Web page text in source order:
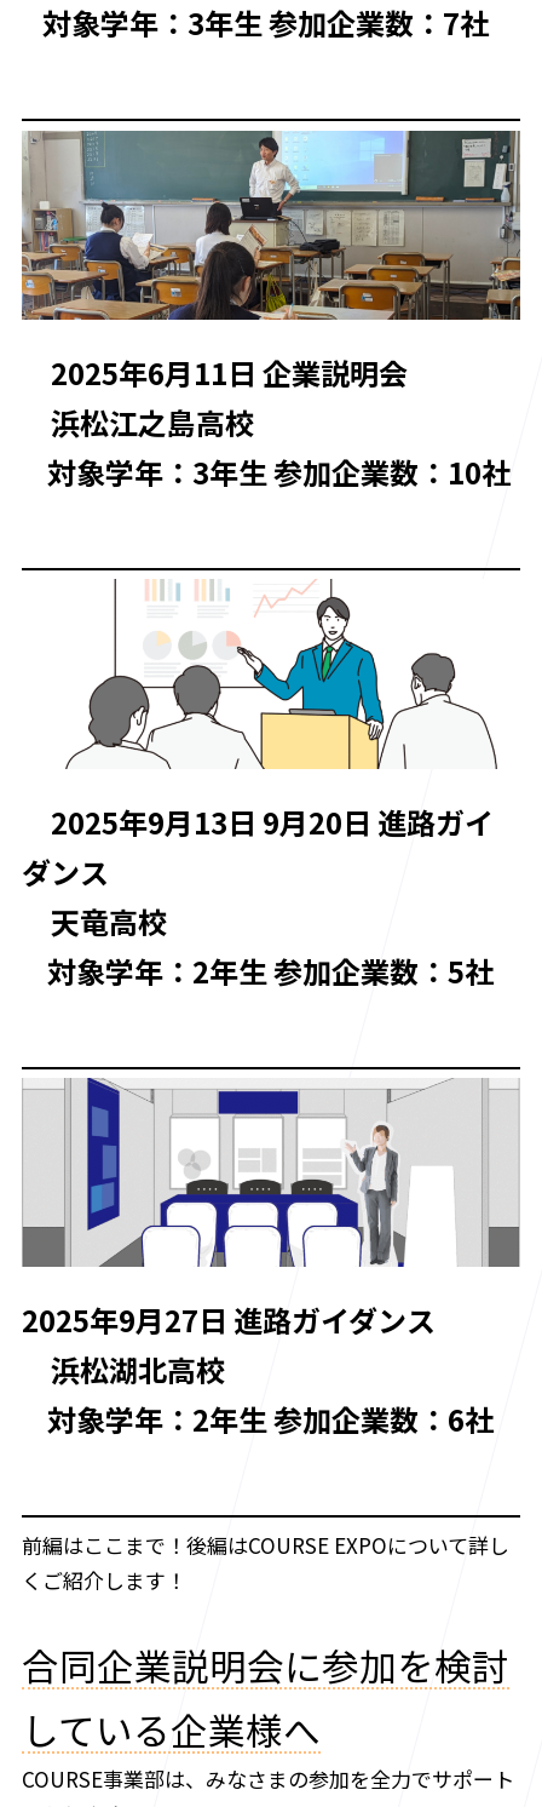
対象学年：3年生 参加企業数：7社
2025年6月11日 企業説明会
浜松江之島高校
対象学年：3年生 参加企業数：10社
2025年9月13日 9月20日 進路ガイ
ダンス
天竜高校
対象学年：2年生 参加企業数：5社
2025年9月27日 進路ガイダンス
浜松湖北高校
対象学年：2年生 参加企業数：6社
前編はここまで！後編はCOURSE EXPOについて詳し
くご紹介します！
合同企業説明会に参加を検討
している企業様へ
COURSE事業部は、みなさまの参加を全力でサポート